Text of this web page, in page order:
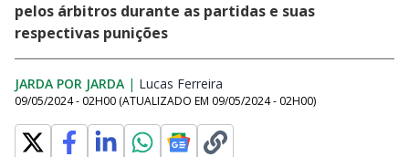
pelos árbitros durante as partidas e suas
respectivas punições
JARDA POR JARDA | Lucas Ferreira
09/05/2024 - 02H00 (ATUALIZADO EM 09/05/2024 - 02H00)